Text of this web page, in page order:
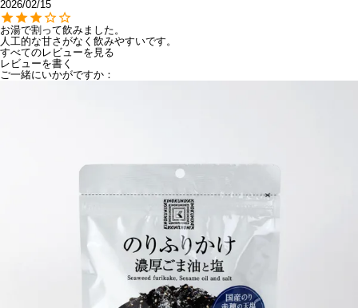
2026/02/15
お湯で割って飲みました。
人工的な甘さがなく飲みやすいです。
すべてのレビューを見る
レビューを書く
ご一緒にいかがですか：